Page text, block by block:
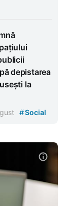
depistarea
la
#Social